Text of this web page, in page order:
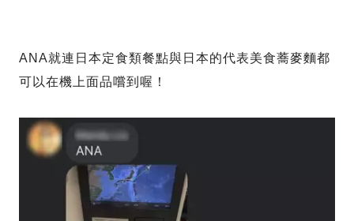
ANA就連日本定食類餐點與日本的代表美食蕎麥麵都
可以在機上面品嚐到喔！